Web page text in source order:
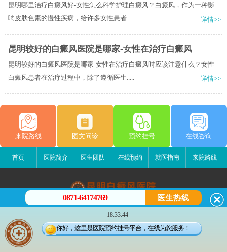
昆明哪里治疗白癜风好-女性怎么科学护理白癜风？白癜风，作为一种影
响皮肤色素的慢性疾病，给许多女性患者.....
详情>>
昆明较好的白癜风医院是哪家-女性在治疗白癜风
昆明较好的白癜风医院是哪家-女性在治疗白癜风时应该注意什么？女性
白癜风患者在治疗过程中，除了遵循医生.....
详情>>
来院路线 图文问诊 预约挂号 在线咨询
首页 医院简介 医生团队 在线预约 就医指南 来院路线
昆明白癜风医院
昆明市五华区护国路2号
版权所有：昆明白癜风医院
0871-64174769 医生热线
18:33:44
你好，这里是医院预约挂号平台，在线为您服务！